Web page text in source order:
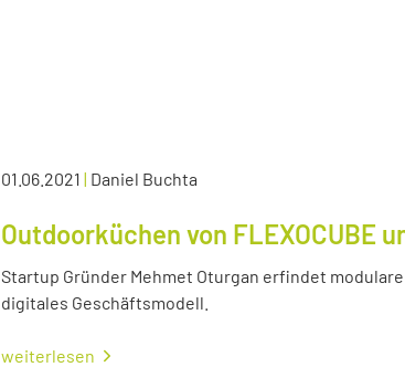
01.06.2021 | Daniel Buchta
Outdoorküchen von FLEXOCUBE
Startup Gründer Mehmet Oturgan erfindet
digitales Geschäftsmodell.
weiterlesen